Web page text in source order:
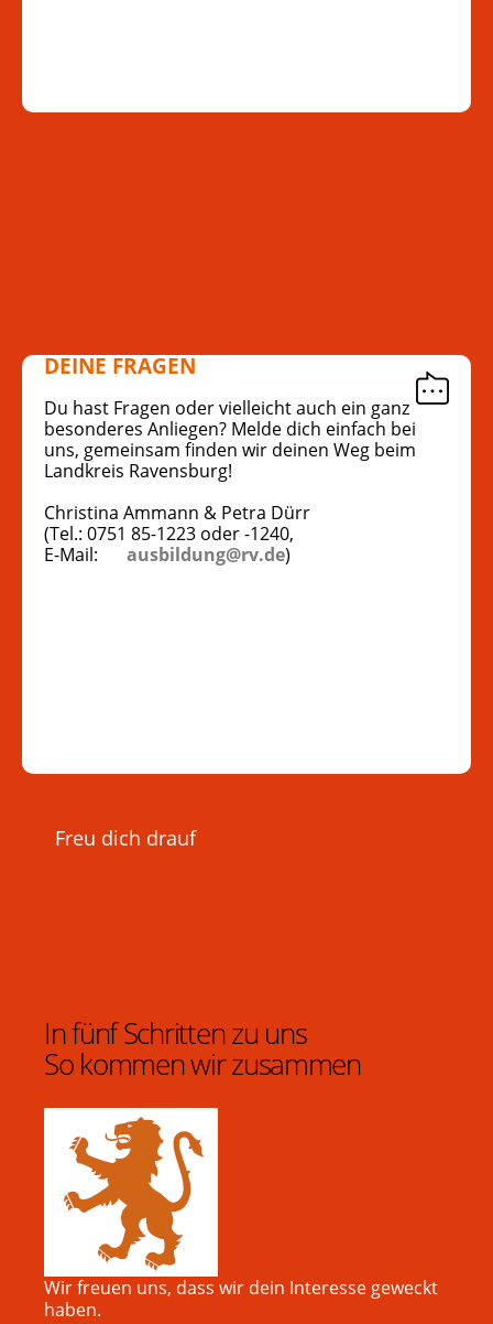
DEINE FRAGEN
Du hast Fragen oder vielleicht auch ein ganz
besonderes Anliegen? Melde dich einfach bei
uns, gemeinsam finden wir deinen Weg beim
Landkreis Ravensburg!
Christina Ammann & Petra Dürr
(Tel.: 0751 85-1223 oder -1240,
E-Mail:
ausbildung@rv.de)
Freu dich drauf
In fünf Schritten zu uns
So kommen wir zusammen
Wir freuen uns, dass wir dein Interesse geweckt
haben.